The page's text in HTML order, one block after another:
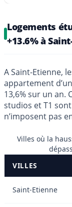
Logements
+13.6% à
A Saint-Etienne,
appartement
13,6% sur un an.
studios et T1
n’imposent pas
Villes où la
VILLES
Saint-Etienne